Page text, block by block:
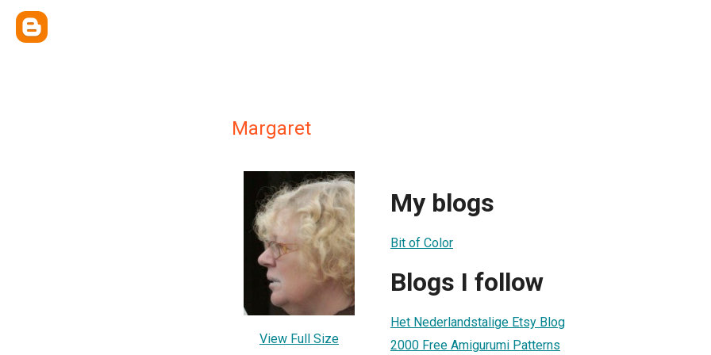
Margaret
View Full Size
My blogs
Bit of Color
Blogs I follow
Het Nederlandstalige Etsy Blog
2000 Free Amigurumi Patterns